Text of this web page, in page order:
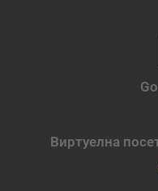
Виртуелна